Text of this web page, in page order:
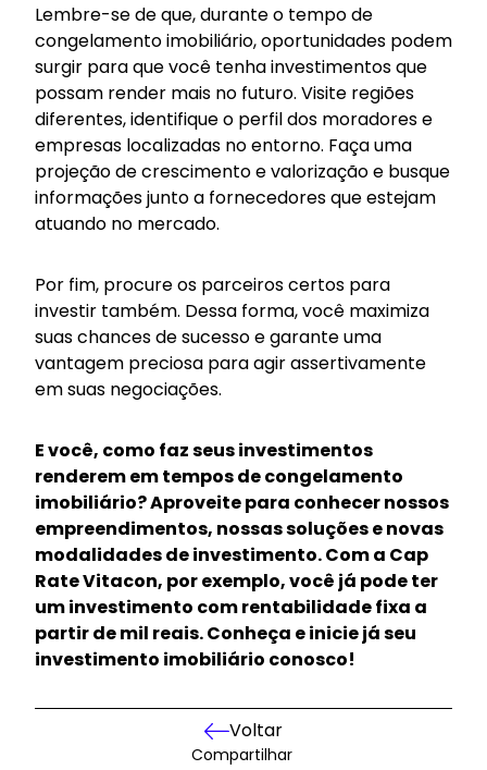
Lembre-se de que, durante o tempo de
congelamento imobiliário, oportunidades podem
surgir para que você tenha investimentos que
possam render mais no futuro. Visite regiões
diferentes, identifique o perfil dos moradores e
empresas localizadas no entorno. Faça uma
projeção de crescimento e valorização e busque
informações junto a fornecedores que estejam
atuando no mercado.
Por fim, procure os parceiros certos para
investir também. Dessa forma, você maximiza
suas chances de sucesso e garante uma
vantagem preciosa para agir assertivamente
em suas negociações.
E você, como faz seus investimentos
renderem em tempos de congelamento
imobiliário? Aproveite para conhecer nossos
empreendimentos, nossas soluções e novas
modalidades de investimento. Com a Cap
Rate Vitacon, por exemplo, você já pode ter
um investimento com rentabilidade fixa a
partir de mil reais. Conheça e inicie já seu
investimento imobiliário conosco!
Voltar
Compartilhar